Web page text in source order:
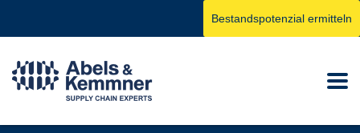
Bestandspotenzial ermitteln